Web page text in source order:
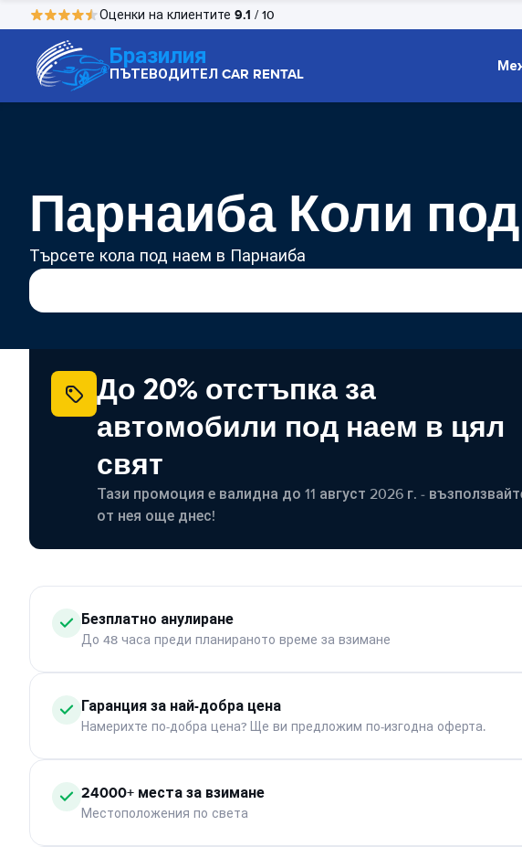
Оценки на клиентите 9.1 / 10
Бразилия
ПЪТЕВОДИТЕЛ CAR RENTAL
Парнаиба Коли
Търсете кола под наем в Парнаиба
До 20% отстъпка за
автомобили под наем в цял
свят
Тази промоция е валидна до 11 август 2026 г. -
от нея още днес!
Безплатно анулиране
До 48 часа преди планираното време за взимане
Гаранция за най-добра цена
Намерихте по-добра цена? Ще ви предложим по-изгодна оферта.
24000+ места за взимане
Местоположения по света